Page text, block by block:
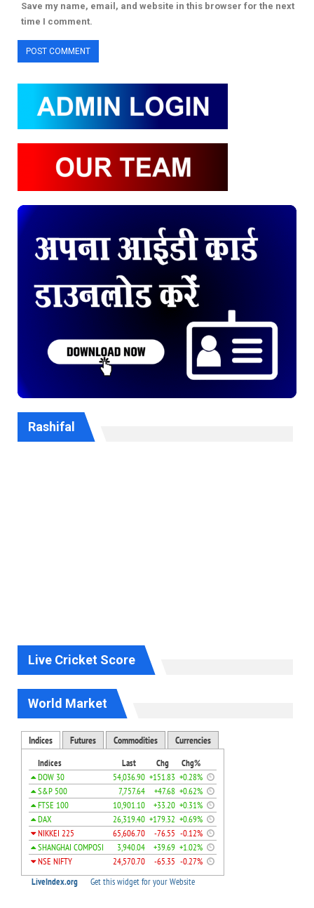
Save my name, email, and website in this browser for the next
time I comment.
Rashifal
Live Cricket Score
World Market